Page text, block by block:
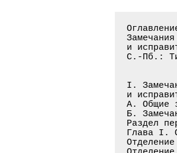
Оглавление книни: Материалы для пересмотра нашего уголовного законодательства
Замечания отечественной литературы на Уложение о наказаниях уголовных
и исправительных и на Устав о наказаниях, налагаемых мировыми судьями. Т. 4
С.-Пб.: Тип. 2 Отд. собств. е. и. в. канцелярии, 1881. - 696 с.
 
 
I. Замечания отечественной литературы на уложение о наказаниях уголовных
и исправительных
А. Общие замечания на уложение вообще . . . . . . . . . . . . . . . . . . . . .3
Б. Замечания на общую часть уложения . . . . . . . . . . . . . . . . . . . . .33
Раздел первый. О преступлениях, проступках и наказаниях вообще
Глава I. О преступлениях и проступках вообще и о степенях вины:
Отделение 1. О преступлениях и проступках вообще (ст. 1-5) . . . . . . . . . .33
Отделение 2. Об умысле, о приготовлении к преступлению, о покушении на оное
и совершении преступления (ст. 6-10) . . . . . . . . . . . . . . . . . . . . .36
Отделение 3. Об участии в преступлении (ст. 11-15) . . . . . . . . . . . . . .38
Глава II. О наказаниях (ст. 16-89):
Отделение 1. О родах, степенях и последствиях наказаний . . . . . . . . . . . 52
Отделение 2. О